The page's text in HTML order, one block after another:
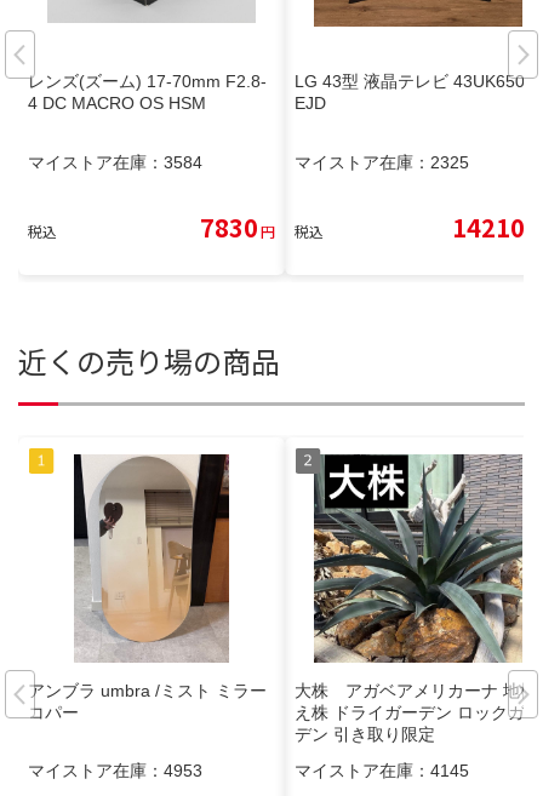
レンズ(ズーム) 17-70mm F2.8-
4 DC MACRO OS HSM
マイストア在庫： 3584
税込 7830円
LG 43型 液晶テレビ 43UK6500
EJD
マイストア在庫： 2325
税込 14210
近くの売り場の商品
アンブラ umbra /ミスト ミラー
コパー
マイストア在庫： 4953
大株 アガベアメリカーナ 地植
え株 ドライガーデン ロックガー
デン 引き取り限定
マイストア在庫： 4145